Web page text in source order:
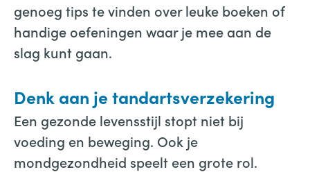
genoeg tips te vinden over leuke boeken of
handige oefeningen waar je mee aan de
slag kunt gaan.
Denk aan je tandartsverzekering
Een gezonde levensstijl stopt niet bij
voeding en beweging. Ook je
mondgezondheid speelt een grote rol.